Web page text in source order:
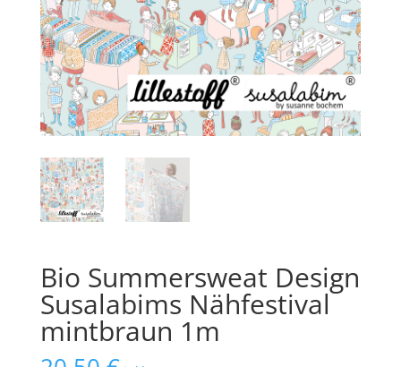
Bio Summersweat Design
Susalabims Nähfestival
mintbraun 1m